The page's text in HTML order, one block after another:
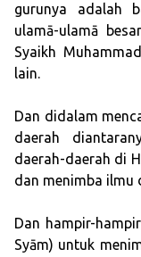
gurunya adalah
ulamā-ulamā
Syaikh
lain.
Dan didalam
daerah
daerah-daerah di
dan menimba ilmu
Dan hampir-
Syām) untuk